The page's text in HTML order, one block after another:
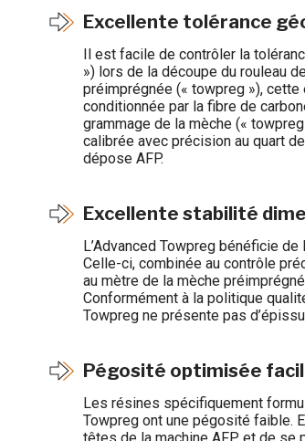
Excellente tolérance
Il est facile de contrôler la
») lors de la découpe du rouleau
préimprégnée (« towpreg »),
conditionnée par la fibre de
grammage de la mèche («
calibrée avec précision au quart
dépose AFP.
Excellente stabilité
L’Advanced Towpreg bénéficie
Celle-ci, combinée au contrôle
au mètre de la mèche
Conformément à la politique
Towpreg ne présente pas
Pégosité optimisée
Les résines spécifiquement
Towpreg ont une pégosité faible.